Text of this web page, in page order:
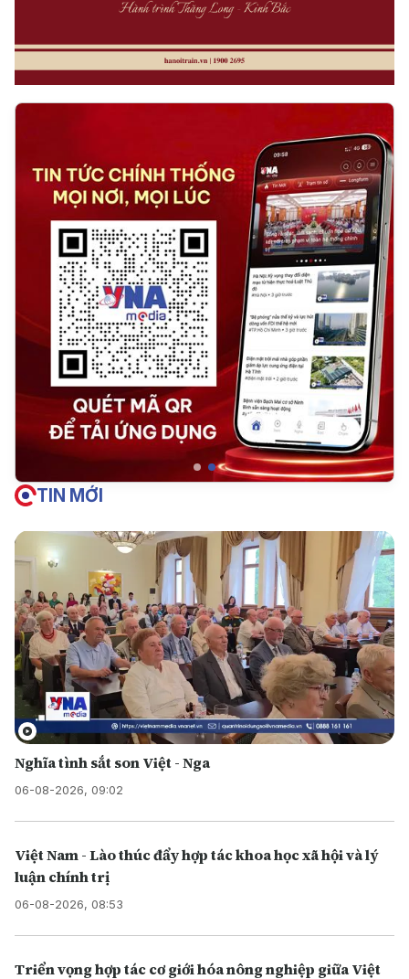
TIN MỚI
Nghĩa tình sắt son Việt - Nga
06-08-2026, 09:02
Việt Nam - Lào thúc đẩy hợp tác khoa học xã hội và lý
luận chính trị
06-08-2026, 08:53
Triển vọng hợp tác cơ giới hóa nông nghiệp giữa Việt